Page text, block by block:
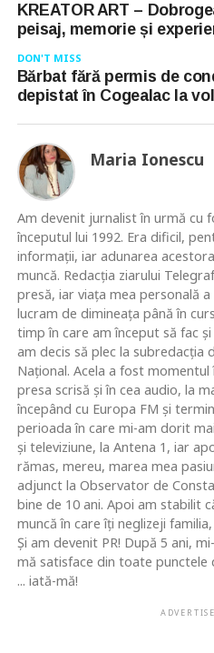
KREATOR ART –
peisaj, memorie și
DON'T MISS
Bărbat fără permis de
depistat în Cogealac la
Maria Ionescu
Am devenit jurnalist în urmă cu
începutul lui 1992. Era dificil,
informaţii, iar adunarea
muncă. Redacţia ziarului
presă, iar viaţa mea personală
lucram de dimineaţa până în
timp în care am început să fac
am decis să plec la subredacţia
Naţional. Acela a fost
presa scrisă şi în cea audio, la
începând cu Europa FM şi
perioada în care mi-am dorit
şi televiziune, la Antena 1, iar
rămas, mereu, marea mea
adjunct la Observator de
bine de 10 ani. Apoi am stabilit
muncă în care îţi neglizeji
Şi am devenit PR! După 5 ani,
mă satisface din toate
... iată-mă!